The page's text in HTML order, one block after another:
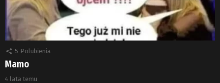
5 Polubienia
Mamo
4 lata temu